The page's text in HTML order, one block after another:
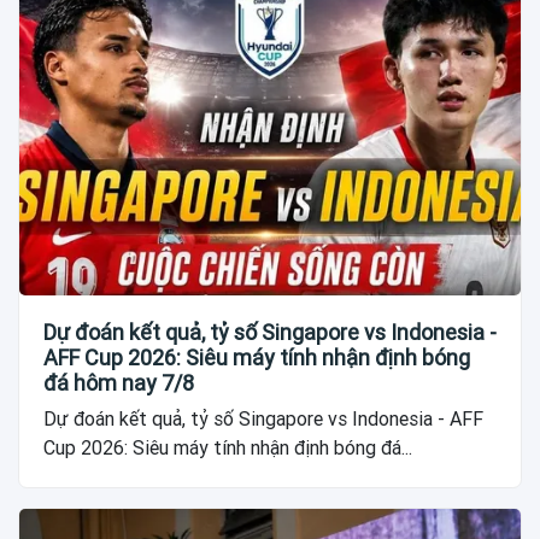
Dự đoán kết quả, tỷ số Singapore vs Indonesia -
AFF Cup 2026: Siêu máy tính nhận định bóng
đá hôm nay 7/8
Dự đoán kết quả, tỷ số Singapore vs Indonesia - AFF
Cup 2026: Siêu máy tính nhận định bóng đá...